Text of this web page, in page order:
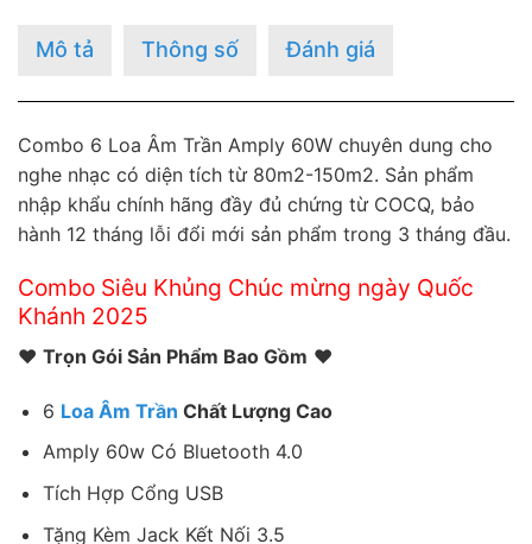
Mô tả Thông số Đánh giá
Combo 6 Loa Âm Trần Amply 60W chuyên dung cho
nghe nhạc có diện tích từ 80m2-150m2. Sản phẩm
nhập khẩu chính hãng đầy đủ chứng từ COCQ, bảo
hành 12 tháng lỗi đổi mới sản phẩm trong 3 tháng đầu.
Combo Siêu Khủng Chúc mừng ngày Quốc
Khánh 2025
♥ Trọn Gói Sản Phẩm Bao Gồm ♥
6 Loa Âm Trần Chất Lượng Cao
Amply 60w Có Bluetooth 4.0
Tích Hợp Cổng USB
Tặng Kèm Jack Kết Nối 3.5